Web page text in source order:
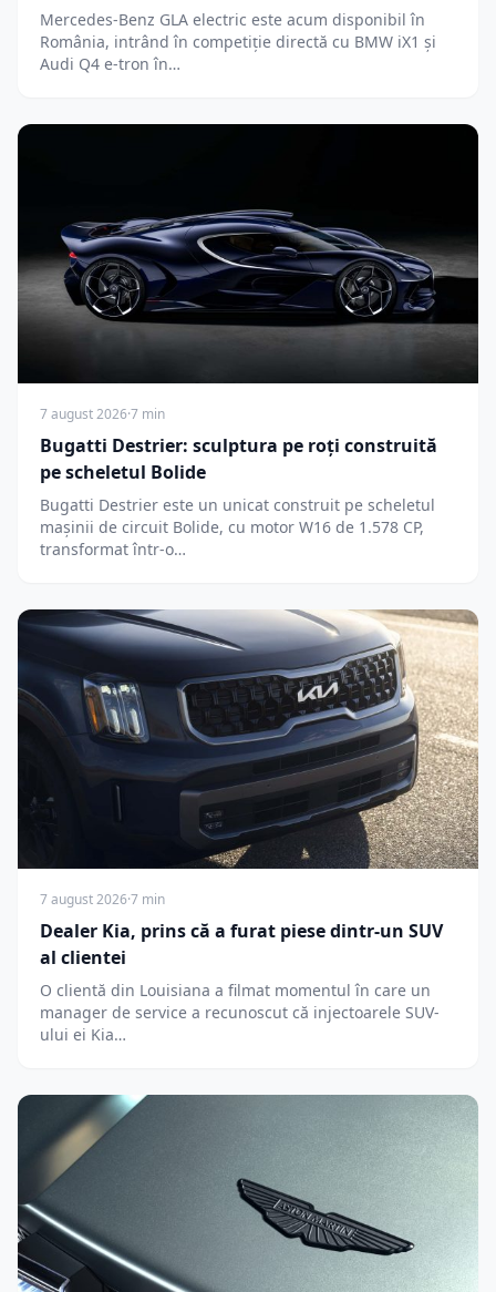
Mercedes-Benz GLA electric este acum disponibil în
România, intrând în competiție directă cu BMW iX1 și
Audi Q4 e-tron în…
7 august 2026·7 min
Bugatti Destrier: sculptura pe roți construită
pe scheletul Bolide
Bugatti Destrier este un unicat construit pe scheletul
mașinii de circuit Bolide, cu motor W16 de 1.578 CP,
transformat într-o…
7 august 2026·7 min
Dealer Kia, prins că a furat piese dintr-un SUV
al clientei
O clientă din Louisiana a filmat momentul în care un
manager de service a recunoscut că injectoarele SUV-
ului ei Kia…